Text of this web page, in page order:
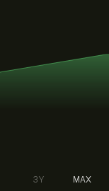
3Y MAX